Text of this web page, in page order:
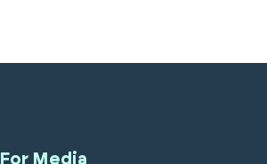
For Media